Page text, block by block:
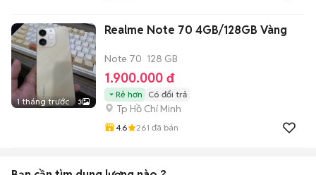
1 tháng trước 3
Realme Note 70 4GB/128GB Vàng
Note 70 128 GB
1.900.000 đ
Rẻ hơn Có đổi trả
Tp Hồ Chí Minh
4.6 261 đã bán